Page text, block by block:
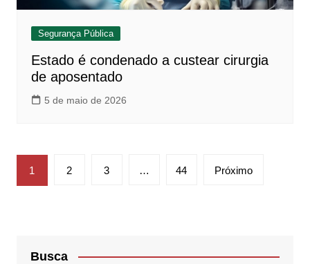
Segurança Pública
Estado é condenado a custear cirurgia
de aposentado
5 de maio de 2026
Paginação
de
1 2 3 … 44 Próximo
Busca